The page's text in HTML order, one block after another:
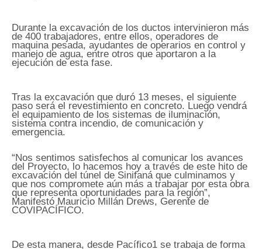
Durante la excavación de los ductos intervinieron más
de 400 trabajadores, entre ellos, operadores de
maquina pesada, ayudantes de operarios en control y
manejo de agua, entre otros que aportaron a la
ejecución de esta fase.
Tras la excavación que duró 13 meses, el siguiente
paso será el revestimiento en concreto. Luego vendrá
el equipamiento de los sistemas de iluminación,
sistema contra incendio, de comunicación y
emergencia.
“Nos sentimos satisfechos al comunicar los avances
del Proyecto, lo hacemos hoy a través de este hito de
excavación del túnel de Sinifaná que culminamos y
que nos compromete aún más a trabajar por esta obra
que representa oportunidades para la región”,
Manifestó Mauricio Millán Drews, Gerente de
COVIPACÍFICO.
De esta manera, desde Pacífico1 se trabaja de forma